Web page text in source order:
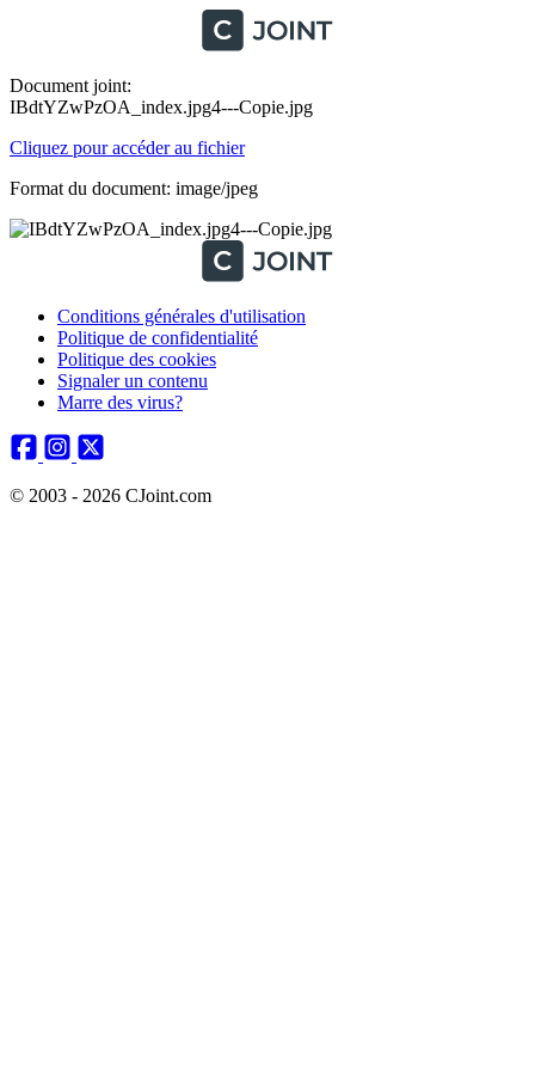
Document joint:
IBdtYZwPzOA_index.jpg4---Copie.jpg
Cliquez pour accéder au fichier
Format du document: image/jpeg
Conditions générales d'utilisation
Politique de confidentialité
Politique des cookies
Signaler un contenu
Marre des virus?
© 2003 - 2026 CJoint.com